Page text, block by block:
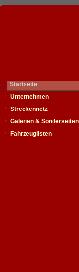
Startseite
Unternehmen
Streckennetz
Galerien & Sonderseiten
Fahrzeuglisten